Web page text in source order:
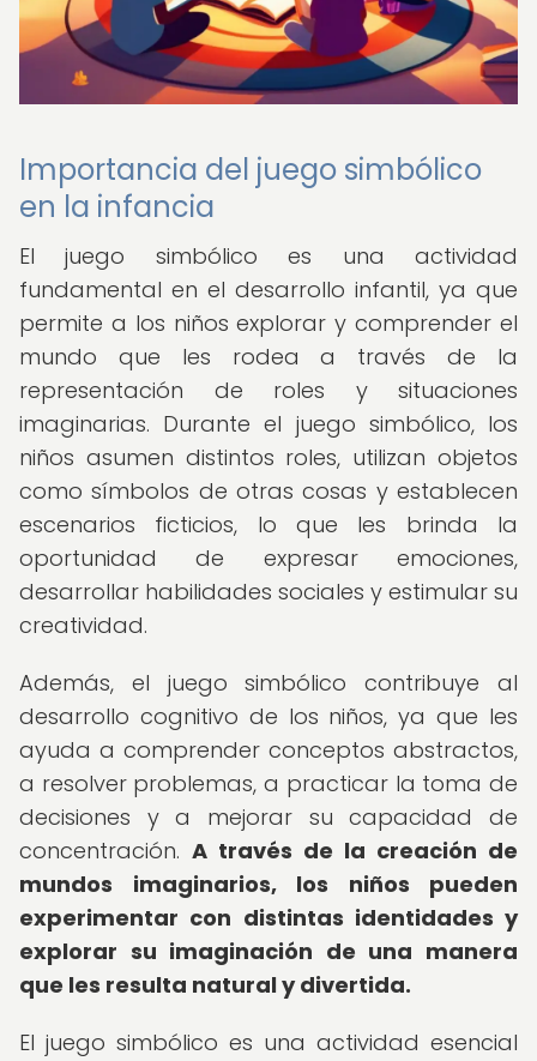
Importancia del juego simbólico
en la infancia
El juego simbólico es una actividad
fundamental en el desarrollo infantil, ya que
permite a los niños explorar y comprender el
mundo que les rodea a través de la
representación de roles y situaciones
imaginarias. Durante el juego simbólico, los
niños asumen distintos roles, utilizan objetos
como símbolos de otras cosas y establecen
escenarios ficticios, lo que les brinda la
oportunidad de expresar emociones,
desarrollar habilidades sociales y estimular su
creatividad.
Además, el juego simbólico contribuye al
desarrollo cognitivo de los niños, ya que les
ayuda a comprender conceptos abstractos,
a resolver problemas, a practicar la toma de
decisiones y a mejorar su capacidad de
concentración. A través de la creación de
mundos imaginarios, los niños pueden
experimentar con distintas identidades y
explorar su imaginación de una manera
que les resulta natural y divertida.
El juego simbólico es una actividad esencial